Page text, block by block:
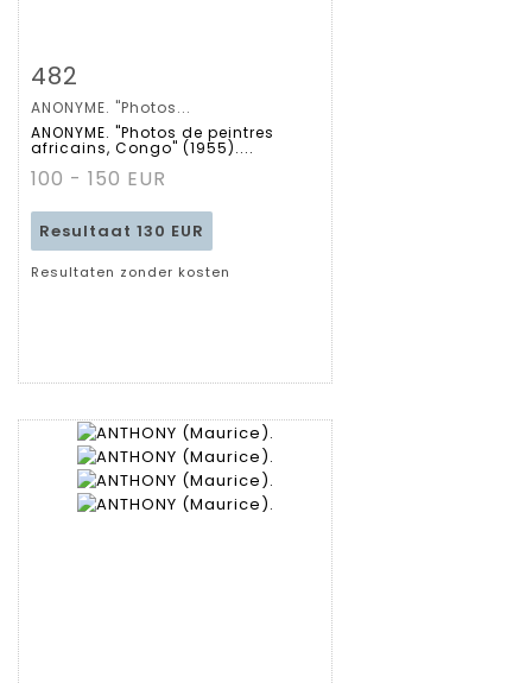
Gedetailleerde
fiche
482
ANONYME. "Photos...
ANONYME. "Photos de peintres
africains, Congo" (1955)....
100 - 150 EUR
Resultaat 130 EUR
Resultaten zonder kosten